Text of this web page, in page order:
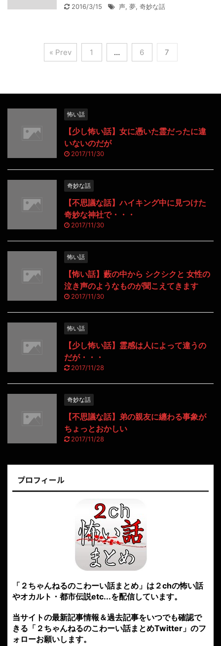
2016/3/15 声, 夢, 奇妙な話
« Prev 1 … 6 7
怖い話
【少し怖い話】女に憑いた霊だったに違
いないのだが
2017/11/30
奇妙な話
【不思議な話】ハイキング中に見つけた
奇妙な神社で・・・
2017/11/30
怖い話
【怖い話】藪の中から シクシクと 女性の
泣き声のようなものが聞こえてきます
2017/11/30
怖い話
【少し怖い話】霊感は人によって違うの
だが・・・
2017/11/28
奇妙な話
【不思議な話】弟の親友に纏わる事象が
ちょっとおかしい
2017/11/28
プロフィール
「２ちゃんねるのこわーい話まとめ」は２chの怖い話
やオカルト・都市伝説etc...を配信しています。
当サイトの最新記事情報＆過去記事をいつでも確認で
きる「２ちゃんねるのこわーい話まとめTwitter」のフ
ォローお願いします。